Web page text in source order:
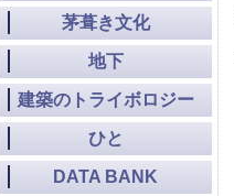
茅葺き文化
地下
建築のトライボロジー
ひと
DATA BANK